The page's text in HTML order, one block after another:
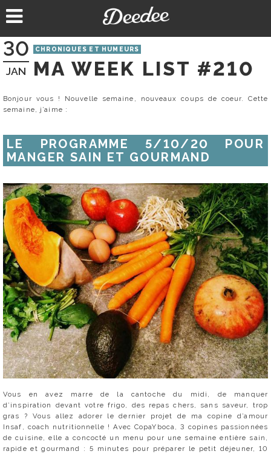
au
30
JAN
CHRONIQUES ET HUMEURS
MA WEEK LIST #210
Bonjour vous ! Nouvelle semaine, nouveaux coups de coeur. Cette
semaine, j’aime :
LE PROGRAMME 5/10/20 POUR
MANGER SAIN ET GOURMAND
Vous en avez marre de la cantoche du midi, de manquer
d’inspiration devant votre frigo, des repas chers, sans saveur, trop
gras ? Vous allez adorer le dernier projet de ma copine d’amour
Insaf, coach nutritionnelle ! Avec CopaYboca, 3 copines passionnées
de cuisine, elle a concocté un menu pour une semaine entière sain,
rapide et gourmand : 5 minutes pour préparer le petit déjeuner, 10